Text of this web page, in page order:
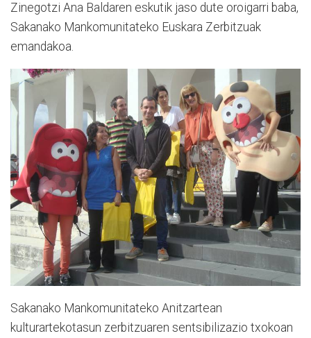
Zinegotzi Ana Baldaren eskutik jaso dute oroigarri baba,
Sakanako Mankomunitateko Euskara Zerbitzuak
emandakoa.
Sakanako Mankomunitateko Anitzartean
kulturartekotasun zerbitzuaren sentsibilizazio txokoan